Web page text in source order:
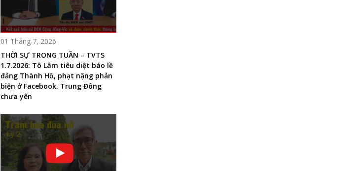
01 Tháng 7, 2026
THỜI SỰ TRONG TUẦN – TVTS
1.7.2026: Tô Lâm tiêu diệt báo lề
đảng Thành Hồ, phạt nặng phản
biện ở Facebook. Trung Đông
chưa yên